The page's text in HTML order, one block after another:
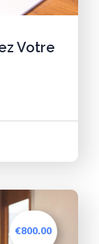
Votre
€800.00